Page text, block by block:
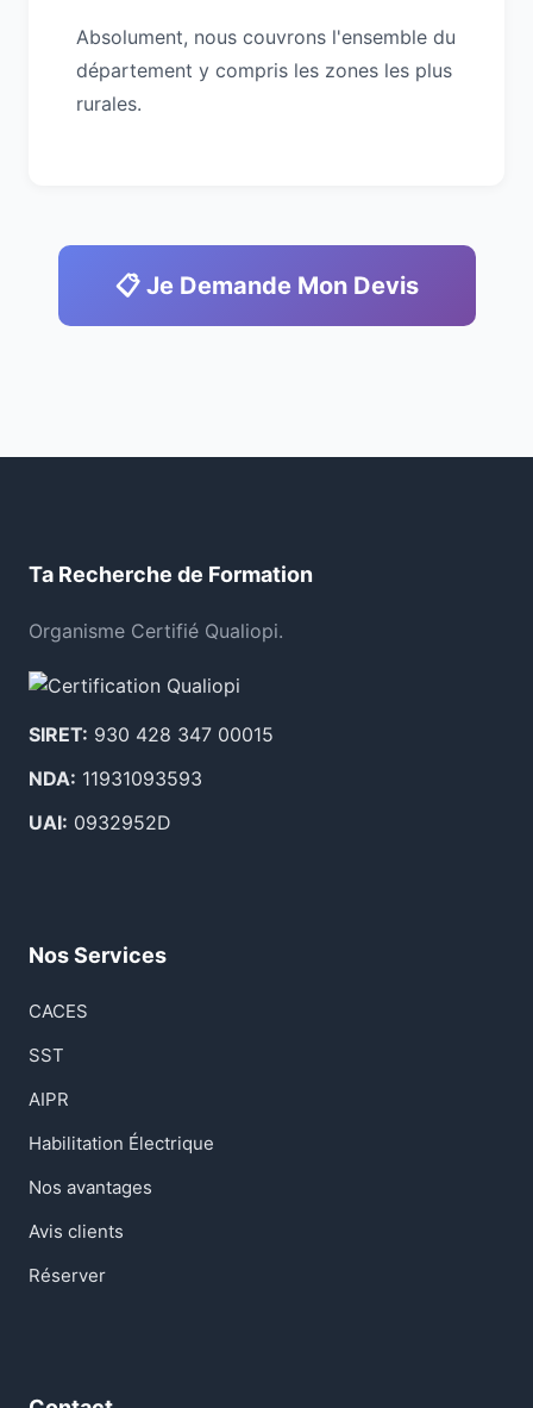
Absolument, nous couvrons l'ensemble du
département y compris les zones les plus
rurales.
📋 Je Demande Mon Devis
Ta Recherche de Formation
Organisme Certifié Qualiopi.
SIRET: 930 428 347 00015
NDA: 11931093593
UAI: 0932952D
Nos Services
CACES
SST
AIPR
Habilitation Électrique
Nos avantages
Avis clients
Réserver